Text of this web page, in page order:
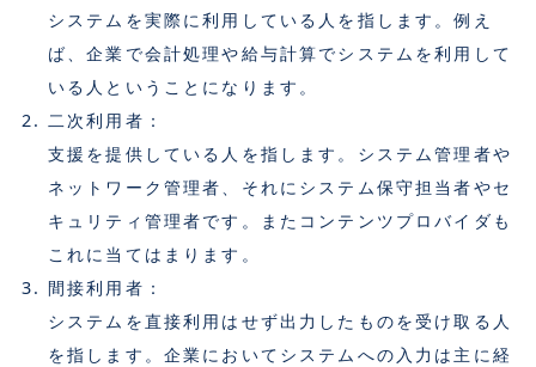
システムを実際に利用している人を指します。例え
ば、企業で会計処理や給与計算でシステムを利用して
いる人ということになります。
二次利用者：
支援を提供している人を指します。システム管理者や
ネットワーク管理者、それにシステム保守担当者やセ
キュリティ管理者です。またコンテンツプロバイダも
これに当てはまります。
間接利用者：
システムを直接利用はせず出力したものを受け取る人
を指します。企業においてシステムへの入力は主に経